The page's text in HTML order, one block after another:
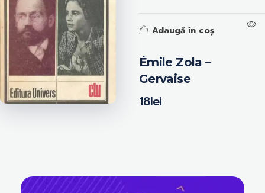
Émile Zola –
Gervaise
18lei
Adaugă în coș